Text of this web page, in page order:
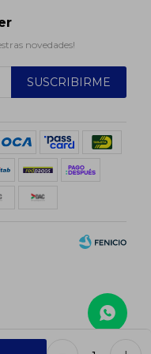
novedades!
SUSCRIBIRME